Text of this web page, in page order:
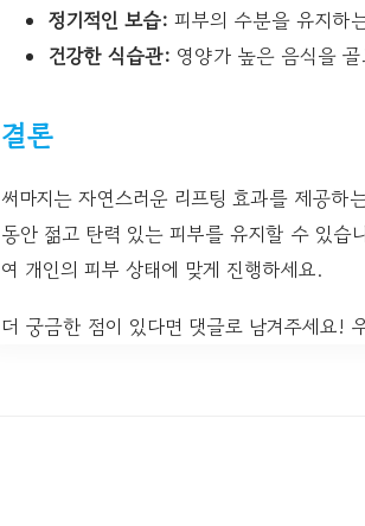
정기적인 보습: 피부의 수분을 유지하
건강한 식습관: 영양가 높은 음식을
결론
써마지는 자연스러운 리프팅 효과를 제공하
동안 젊고 탄력 있는 피부를 유지할 수 있습
여 개인의 피부 상태에 맞게 진행하세요.
더 궁금한 점이 있다면 댓글로 남겨주세요!